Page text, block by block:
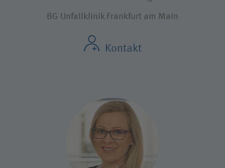
BG Unfallklinik Frankfurt am Main
Kontakt